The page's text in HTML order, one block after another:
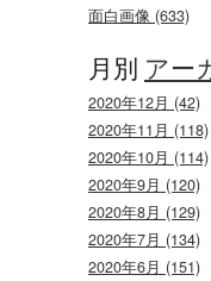
面白画像 (633)
月別 アー
2020年12月 (42)
2020年11月 (118)
2020年10月 (114)
2020年9月 (120)
2020年8月 (129)
2020年7月 (134)
2020年6月 (151)